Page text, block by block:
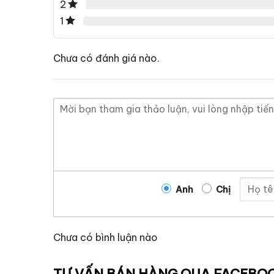
2
1
Chưa có đánh giá nào.
Anh Chị
Chưa có bình luận nào